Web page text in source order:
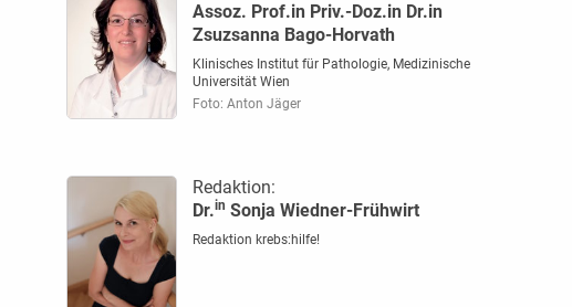
Assoz. Prof.in Priv.-Doz.in Dr.in
Zsuzsanna Bago-Horvath
Klinisches Institut für Pathologie, Medizinische
Universität Wien
Foto: Anton Jäger
Redaktion:
Dr.in Sonja Wiedner-Frühwirt
Redaktion krebs:hilfe!